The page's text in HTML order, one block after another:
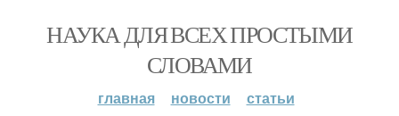
НАУКА ДЛЯ ВСЕХ ПРОСТЫМИ
СЛОВАМИ
главная новости статьи